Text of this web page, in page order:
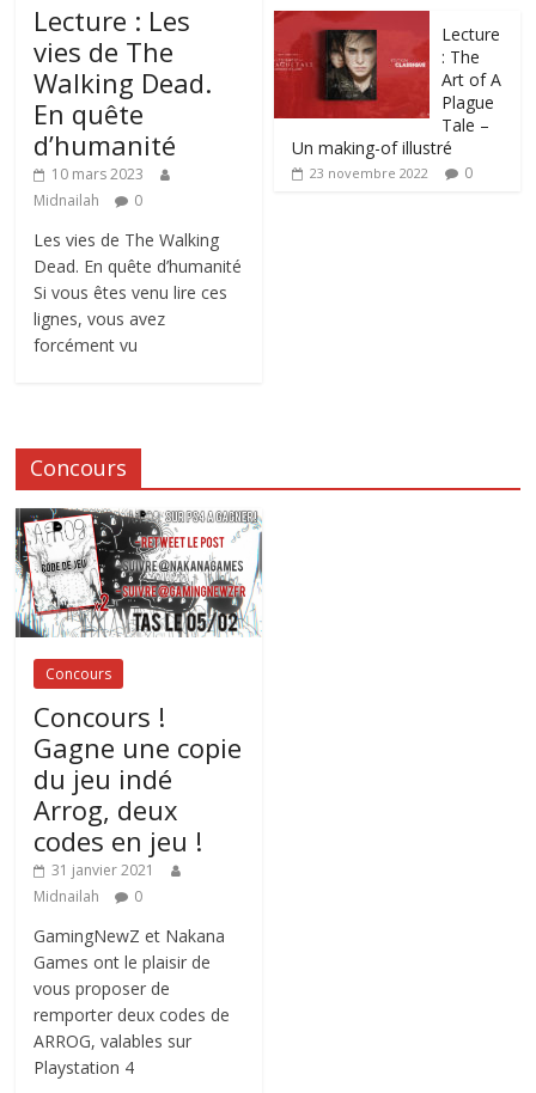
Lecture : Les
vies de The
Walking Dead.
En quête
d’humanité
10 mars 2023
Midnailah
0
Les vies de The Walking
Dead. En quête d’humanité
Si vous êtes venu lire ces
lignes, vous avez
forcément vu
Lecture
: The
Art of A
Plague
Tale –
Un making-of illustré
23 novembre 2022 0
Concours
Concours
Concours !
Gagne une copie
du jeu indé
Arrog, deux
codes en jeu !
31 janvier 2021
Midnailah
0
GamingNewZ et Nakana
Games ont le plaisir de
vous proposer de
remporter deux codes de
ARROG, valables sur
Playstation 4